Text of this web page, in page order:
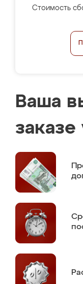
Стоимость
Ваша
заказе